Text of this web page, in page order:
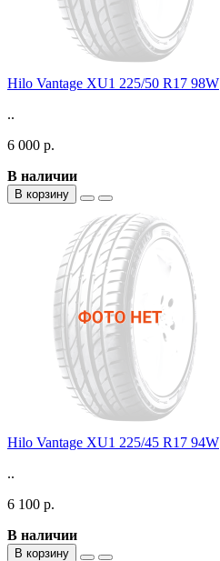
Hilo Vantage XU1 225/50 R17 98W
..
6 000 р.
В наличии
В корзину
Hilo Vantage XU1 225/45 R17 94W
..
6 100 р.
В наличии
В корзину